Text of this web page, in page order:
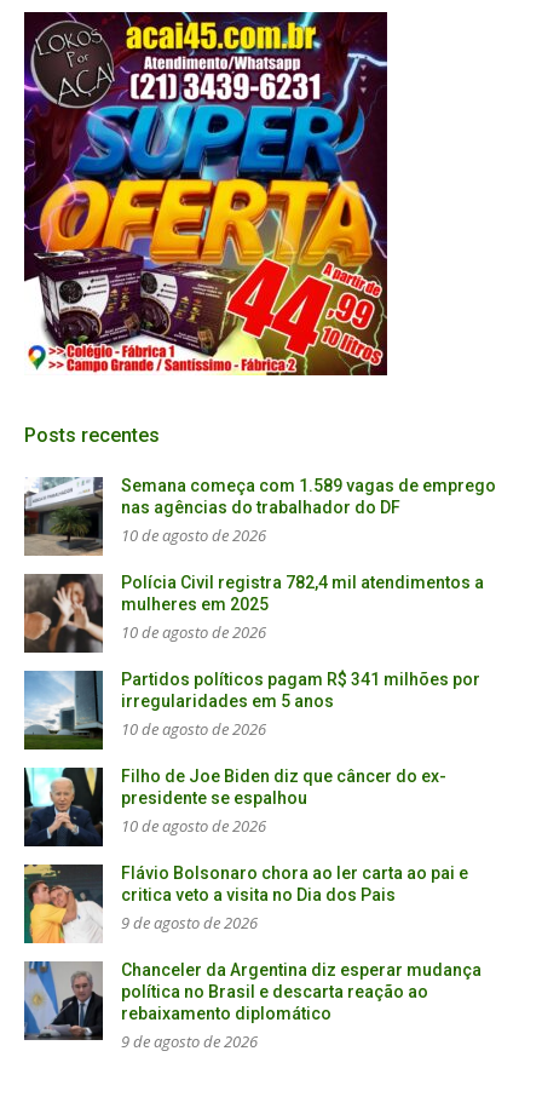
Posts recentes
Semana começa com 1.589 vagas de emprego
nas agências do trabalhador do DF
10 de agosto de 2026
Polícia Civil registra 782,4 mil atendimentos a
mulheres em 2025
10 de agosto de 2026
Partidos políticos pagam R$ 341 milhões por
irregularidades em 5 anos
10 de agosto de 2026
Filho de Joe Biden diz que câncer do ex-
presidente se espalhou
10 de agosto de 2026
Flávio Bolsonaro chora ao ler carta ao pai e
critica veto a visita no Dia dos Pais
9 de agosto de 2026
Chanceler da Argentina diz esperar mudança
política no Brasil e descarta reação ao
rebaixamento diplomático
9 de agosto de 2026